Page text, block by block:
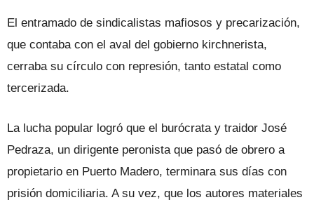
El entramado de sindicalistas mafiosos y precarización,
que contaba con el aval del gobierno kirchnerista,
cerraba su círculo con represión, tanto estatal como
tercerizada.
La lucha popular logró que el burócrata y traidor José
Pedraza, un dirigente peronista que pasó de obrero a
propietario en Puerto Madero, terminara sus días con
prisión domiciliaria. A su vez, que los autores materiales